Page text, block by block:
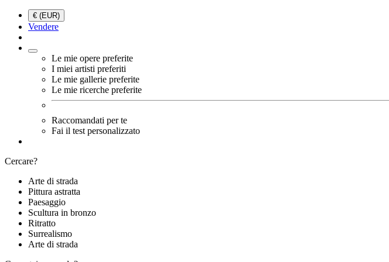
€ (EUR)
Vendere
Le mie opere preferite
I miei artisti preferiti
Le mie gallerie preferite
Le mie ricerche preferite
Raccomandati per te
Fai il test personalizzato
Cercare?
Arte di strada
Pittura astratta
Paesaggio
Scultura in bronzo
Ritratto
Surrealismo
Arte di strada